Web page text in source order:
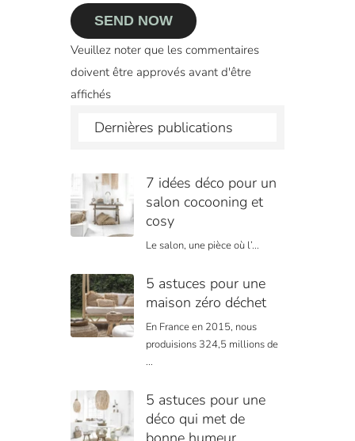
SEND NOW
Veuillez noter que les commentaires
doivent être approvés avant d'être
affichés
Dernières publications
7 idées déco pour un
salon cocooning et
cosy
Le salon, une pièce où l’...
5 astuces pour une
maison zéro déchet
En France en 2015, nous
produisions 324,5 millions de
...
5 astuces pour une
déco qui met de